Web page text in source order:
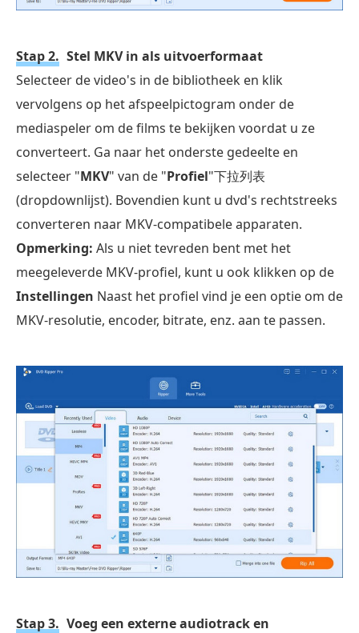
Stap 2. Stel MKV in als uitvoerformaat
Selecteer de video's in de bibliotheek en klik
vervolgens op het afspeelpictogram onder de
mediaspeler om de films te bekijken voordat u ze
converteert. Ga naar het onderste gedeelte en
selecteer "MKV" van de "Profiel"下拉列表
(dropdownlijst). Bovendien kunt u dvd's rechtstreeks
converteren naar MKV-compatibele apparaten.
Opmerking: Als u niet tevreden bent met het
meegeleverde MKV-profiel, kunt u ook klikken op de
Instellingen Naast het profiel vind je een optie om de
MKV-resolutie, encoder, bitrate, enz. aan te passen.
Stap 3. Voeg een externe audiotrack en